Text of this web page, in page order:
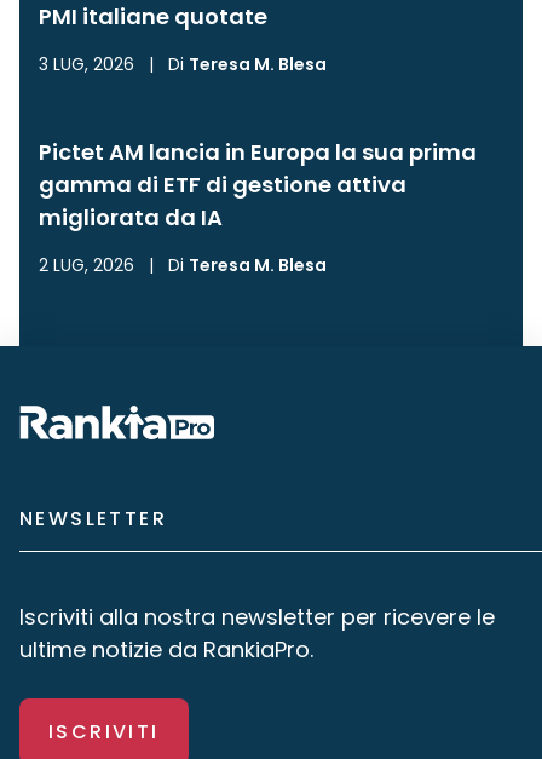
PMI italiane quotate
3 LUG, 2026 | Di Teresa M. Blesa
Pictet AM lancia in Europa la sua prima
gamma di ETF di gestione attiva
migliorata da IA
2 LUG, 2026 | Di Teresa M. Blesa
NEWSLETTER
Iscriviti alla nostra newsletter per ricevere le
ultime notizie da RankiaPro.
ISCRIVITI